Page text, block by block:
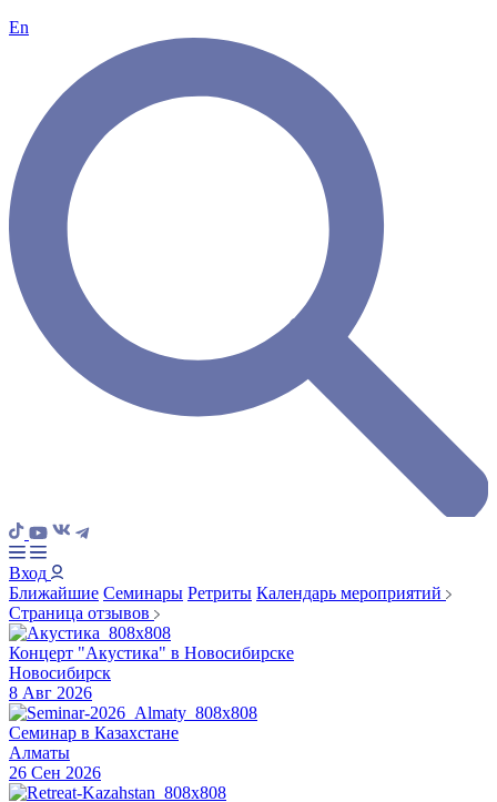
En
Вход
Ближайшие Семинары Ретриты Календарь мероприятий
Страница отзывов
Концерт "Акустика" в Новосибирске
Новосибирск
8 Авг 2026
Семинар в Казахстане
Алматы
26 Сен 2026